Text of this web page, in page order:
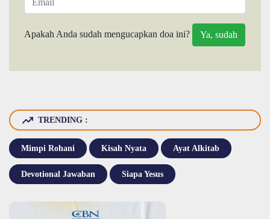
Apakah Anda sudah mengucapkan doa ini?
TRENDING :
Mimpi Rohani Kisah Nyata Ayat Alkitab
Devotional Jawaban Siapa Yesus